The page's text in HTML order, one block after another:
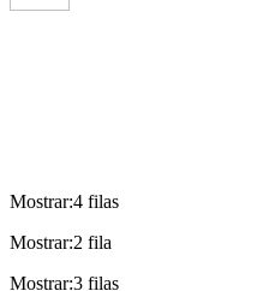
Mostrar:4 filas
Mostrar:2 fila
Mostrar:3 filas